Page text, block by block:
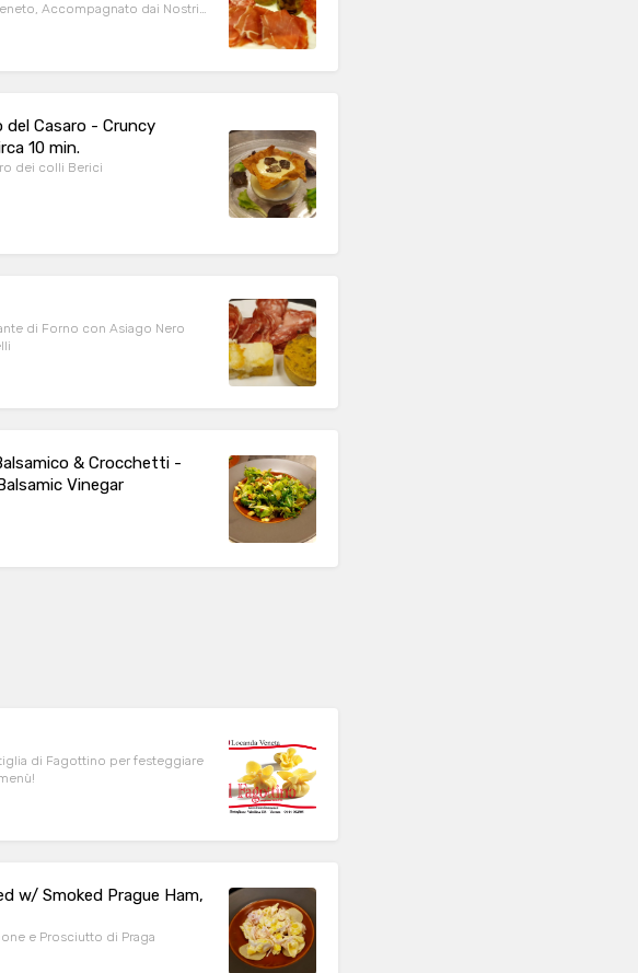
Accompagnato dai Nostri
Casaro - Cruncy
10 min.
dei colli Berici
di Forno con Asiago Nero
& Crocchetti -
Vinegar
di Fagottino per festeggiare
w/ Smoked Prague Ham,
e Prosciutto di Praga